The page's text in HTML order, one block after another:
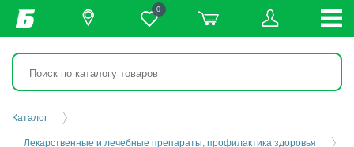
0
Каталог
Лекарственные и лечебные препараты, профилактика здоровья